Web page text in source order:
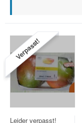
Verpasst!
Leider verpasst!